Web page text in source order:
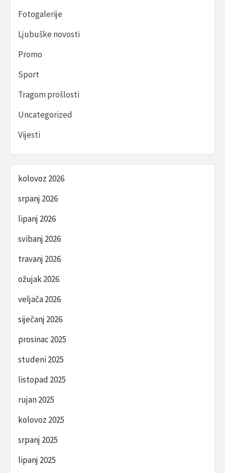
Fotogalerije
Ljubuške novosti
Promo
Sport
Tragom prošlosti
Uncategorized
Vijesti
kolovoz 2026
srpanj 2026
lipanj 2026
svibanj 2026
travanj 2026
ožujak 2026
veljača 2026
siječanj 2026
prosinac 2025
studeni 2025
listopad 2025
rujan 2025
kolovoz 2025
srpanj 2025
lipanj 2025